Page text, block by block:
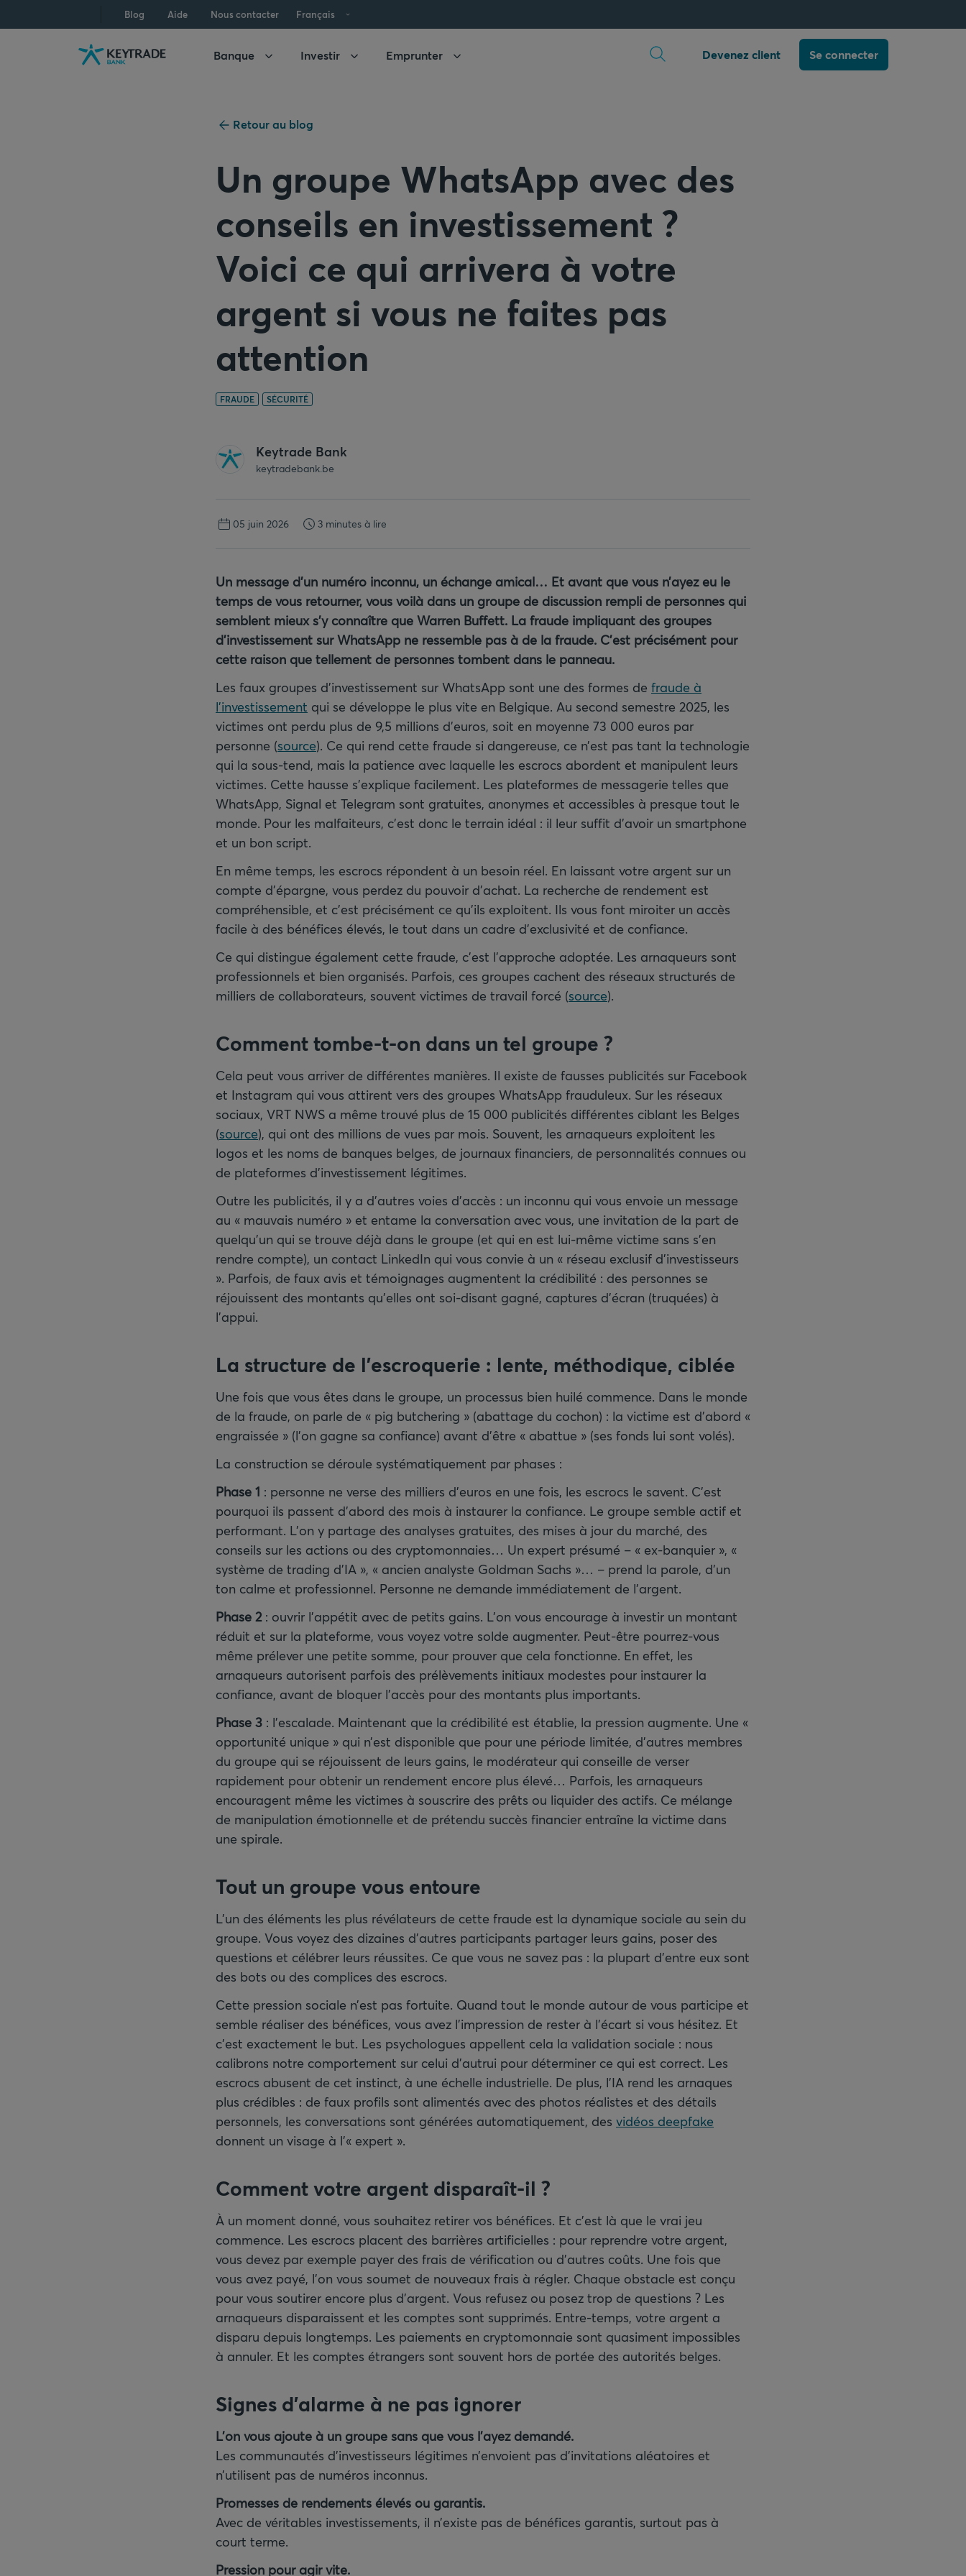
à
à
au
Blog Aide Nous contacter Français
Banque Investir Emprunter Devenez client Se connecter
Retour au blog
Un groupe WhatsApp avec des
conseils en investissement ?
Voici ce qui arrivera à votre
argent si vous ne faites pas
attention
FRAUDE SÉCURITÉ
Keytrade Bank
keytradebank.be
05 juin 2026 3 minutes à lire
Un message d’un numéro inconnu, un échange amical… Et avant que vous n’ayez eu le
temps de vous retourner, vous voilà dans un groupe de discussion rempli de personnes qui
semblent mieux s’y connaître que Warren Buffett. La fraude impliquant des groupes
d’investissement sur WhatsApp ne ressemble pas à de la fraude. C’est précisément pour
cette raison que tellement de personnes tombent dans le panneau.
Les faux groupes d’investissement sur WhatsApp sont une des formes de fraude à
l’investissement qui se développe le plus vite en Belgique. Au second semestre 2025, les
victimes ont perdu plus de 9,5 millions d’euros, soit en moyenne 73 000 euros par
personne (source). Ce qui rend cette fraude si dangereuse, ce n’est pas tant la technologie
qui la sous-tend, mais la patience avec laquelle les escrocs abordent et manipulent leurs
victimes. Cette hausse s’explique facilement. Les plateformes de messagerie telles que
WhatsApp, Signal et Telegram sont gratuites, anonymes et accessibles à presque tout le
monde. Pour les malfaiteurs, c’est donc le terrain idéal : il leur suffit d’avoir un smartphone
et un bon script.
En même temps, les escrocs répondent à un besoin réel. En laissant votre argent sur un
compte d’épargne, vous perdez du pouvoir d’achat. La recherche de rendement est
compréhensible, et c’est précisément ce qu’ils exploitent. Ils vous font miroiter un accès
facile à des bénéfices élevés, le tout dans un cadre d’exclusivité et de confiance.
Ce qui distingue également cette fraude, c’est l’approche adoptée. Les arnaqueurs sont
professionnels et bien organisés. Parfois, ces groupes cachent des réseaux structurés de
milliers de collaborateurs, souvent victimes de travail forcé (source).
Comment tombe-t-on dans un tel groupe ?
Cela peut vous arriver de différentes manières. Il existe de fausses publicités sur Facebook
et Instagram qui vous attirent vers des groupes WhatsApp frauduleux. Sur les réseaux
sociaux, VRT NWS a même trouvé plus de 15 000 publicités différentes ciblant les Belges
(source), qui ont des millions de vues par mois. Souvent, les arnaqueurs exploitent les
logos et les noms de banques belges, de journaux financiers, de personnalités connues ou
de plateformes d’investissement légitimes.
Outre les publicités, il y a d’autres voies d’accès : un inconnu qui vous envoie un message
au « mauvais numéro » et entame la conversation avec vous, une invitation de la part de
quelqu’un qui se trouve déjà dans le groupe (et qui en est lui-même victime sans s’en
rendre compte), un contact LinkedIn qui vous convie à un « réseau exclusif d’investisseurs
». Parfois, de faux avis et témoignages augmentent la crédibilité : des personnes se
réjouissent des montants qu’elles ont soi-disant gagné, captures d’écran (truquées) à
l’appui.
La structure de l’escroquerie : lente, méthodique, ciblée
Une fois que vous êtes dans le groupe, un processus bien huilé commence. Dans le monde
de la fraude, on parle de « pig butchering » (abattage du cochon) : la victime est d’abord «
engraissée » (l’on gagne sa confiance) avant d’être « abattue » (ses fonds lui sont volés).
La construction se déroule systématiquement par phases :
Phase 1 : personne ne verse des milliers d’euros en une fois, les escrocs le savent. C’est
pourquoi ils passent d’abord des mois à instaurer la confiance. Le groupe semble actif et
performant. L’on y partage des analyses gratuites, des mises à jour du marché, des
conseils sur les actions ou des cryptomonnaies… Un expert présumé – « ex-banquier », «
système de trading d’IA », « ancien analyste Goldman Sachs »… – prend la parole, d’un
ton calme et professionnel. Personne ne demande immédiatement de l’argent.
Phase 2: ouvrir l’appétit avec de petits gains. L’on vous encourage à investir un montant
réduit et sur la plateforme, vous voyez votre solde augmenter. Peut-être pourrez-vous
même prélever une petite somme, pour prouver que cela fonctionne. En effet, les
arnaqueurs autorisent parfois des prélèvements initiaux modestes pour instaurer la
confiance, avant de bloquer l’accès pour des montants plus importants.
Phase 3 : l’escalade. Maintenant que la crédibilité est établie, la pression augmente. Une «
opportunité unique » qui n’est disponible que pour une période limitée, d’autres membres
du groupe qui se réjouissent de leurs gains, le modérateur qui conseille de verser
rapidement pour obtenir un rendement encore plus élevé… Parfois, les arnaqueurs
encouragent même les victimes à souscrire des prêts ou liquider des actifs. Ce mélange
de manipulation émotionnelle et de prétendu succès financier entraîne la victime dans
une spirale.
Tout un groupe vous entoure
L’un des éléments les plus révélateurs de cette fraude est la dynamique sociale au sein du
groupe. Vous voyez des dizaines d’autres participants partager leurs gains, poser des
questions et célébrer leurs réussites. Ce que vous ne savez pas : la plupart d’entre eux sont
des bots ou des complices des escrocs.
Cette pression sociale n’est pas fortuite. Quand tout le monde autour de vous participe et
semble réaliser des bénéfices, vous avez l’impression de rester à l’écart si vous hésitez. Et
c’est exactement le but. Les psychologues appellent cela la validation sociale : nous
calibrons notre comportement sur celui d’autrui pour déterminer ce qui est correct. Les
escrocs abusent de cet instinct, à une échelle industrielle. De plus, l’IA rend les arnaques
plus crédibles : de faux profils sont alimentés avec des photos réalistes et des détails
personnels, les conversations sont générées automatiquement, des vidéos deepfake
donnent un visage à l’« expert ».
Comment votre argent disparaît-il ?
À un moment donné, vous souhaitez retirer vos bénéfices. Et c’est là que le vrai jeu
commence. Les escrocs placent des barrières artificielles : pour reprendre votre argent,
vous devez par exemple payer des frais de vérification ou d’autres coûts. Une fois que
vous avez payé, l’on vous soumet de nouveaux frais à régler. Chaque obstacle est conçu
pour vous soutirer encore plus d’argent. Vous refusez ou posez trop de questions ? Les
arnaqueurs disparaissent et les comptes sont supprimés. Entre-temps, votre argent a
disparu depuis longtemps. Les paiements en cryptomonnaie sont quasiment impossibles
à annuler. Et les comptes étrangers sont souvent hors de portée des autorités belges.
Signes d’alarme à ne pas ignorer
L’on vous ajoute à un groupe sans que vous l’ayez demandé.
Les communautés d’investisseurs légitimes n’envoient pas d’invitations aléatoires et
n’utilisent pas de numéros inconnus.
Promesses de rendements élevés ou garantis.
Avec de véritables investissements, il n’existe pas de bénéfices garantis, surtout pas à
court terme.
Pression pour agir vite.